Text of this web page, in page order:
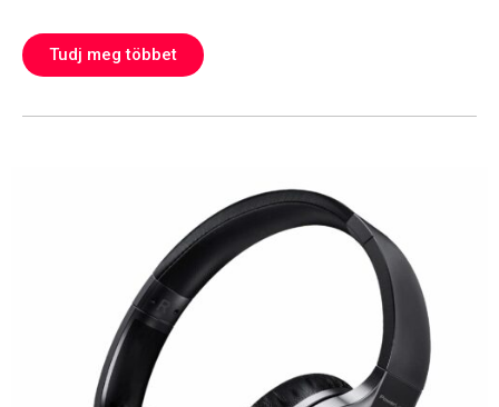
Tudj meg többet